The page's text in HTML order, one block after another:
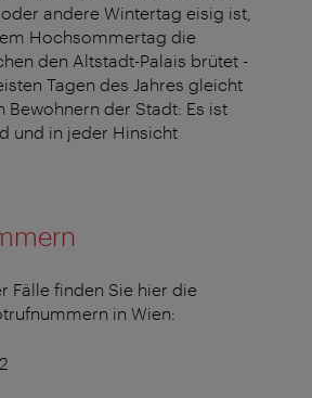
andere Wintertag eisig ist,
Hochsommertag die
den Altstadt-Palais brütet -
Tagen des Jahres gleicht
Bewohnern der Stadt: Es ist
und in jeder Hinsicht
Fälle finden Sie hier die
in Wien: